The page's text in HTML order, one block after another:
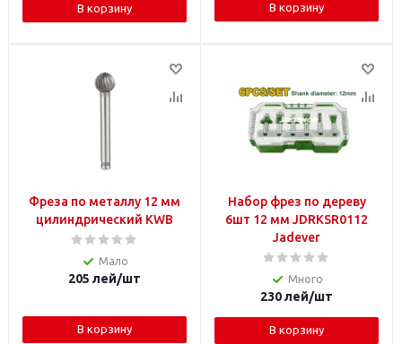
В корзину В корзину
Фреза по металлу 12 мм
цилиндрический KWB
Мало
205 лей/шт
В корзину
Набор фрез по дереву
6шт 12 мм JDRKSR0112
Jadever
Много
230лей/шт
В корзину